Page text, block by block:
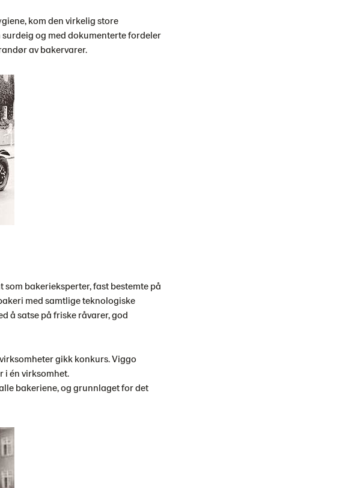
kom den virkelig store
og med dokumenterte fordeler
av bakervarer.
bakerieksperter, fast bestemte på
med samtlige teknologiske
å satse på friske råvarer, god
gikk konkurs. Viggo
i én virksomhet.
bakeriene, og grunnlaget for det